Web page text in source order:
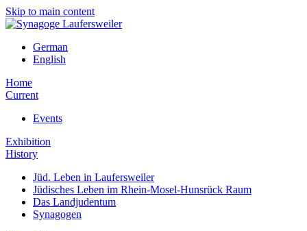
Skip to main content
German
English
Home
Current
Events
Exhibition
History
Jüd. Leben in Laufersweiler
Jüdisches Leben im Rhein-Mosel-Hunsrück Raum
Das Landjudentum
Synagogen